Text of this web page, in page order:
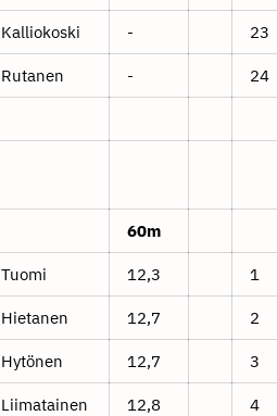
Kalliokoski - 23
Rutanen - 24
60m
Tuomi 12,3 1
Hietanen 12,7 2
Hytönen 12,7 3
Liimatainen 12,8 4